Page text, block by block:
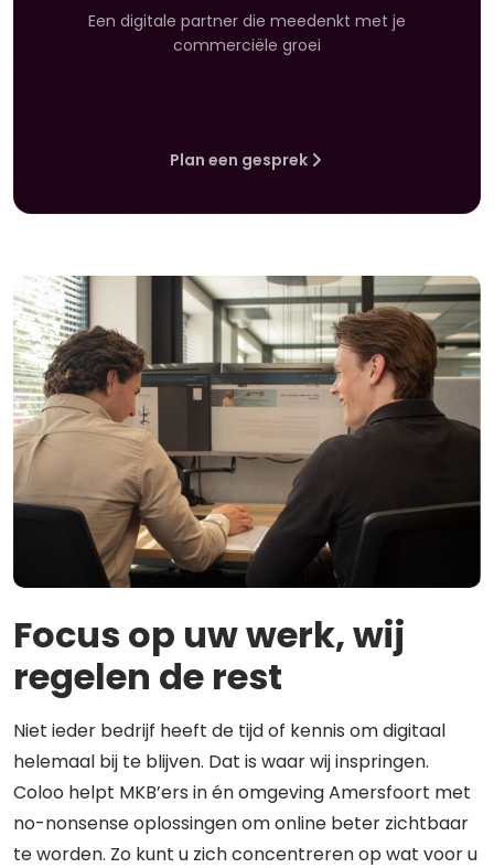
Een digitale partner die meedenkt met je
commerciële groei
Plan een gesprek
Focus op uw werk, wij
regelen de rest
Niet ieder bedrijf heeft de tijd of kennis om digitaal
helemaal bij te blijven. Dat is waar wij inspringen.
Coloo helpt MKB’ers in én omgeving Amersfoort met
no-nonsense oplossingen om online beter zichtbaar
te worden. Zo kunt u zich concentreren op wat voor u